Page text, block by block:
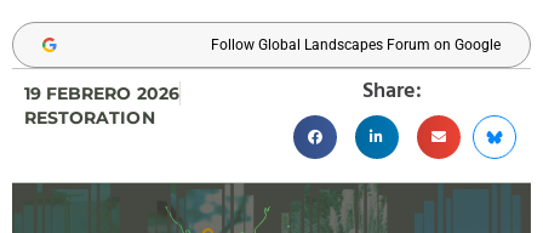
Follow Global Landscapes Forum on Google
19 FEBRERO 2026
RESTORATION
Share: